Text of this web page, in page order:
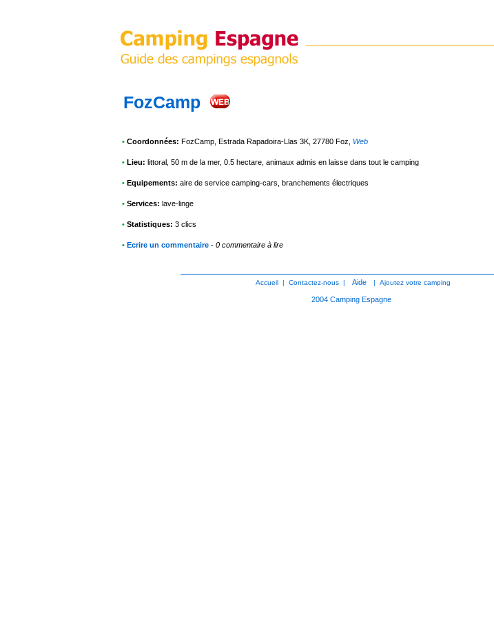
FozCamp
• Coordonnées: FozCamp , Estrada Rapadoira-Llas 3K, 27780 Foz Web
• Lieu: littoral, 50 m de la mer, 0.5 hectare, animaux admis en laisse dans tout le camping
• Equipements: aire de service camping-cars, branchements électriques
• Services: lave-linge
• Statistiques: 3 clics
• Ecrire un commentaire - 0 commentaire à lire
Accueil| Contactez-nous| Aide | Ajoutez votre camping
2004 Camping Espagne